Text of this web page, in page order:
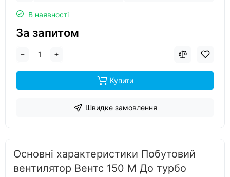
В наявності
За запитом
Купити
Швидке замовлення
Основні характеристики Побутовий
вентилятор Вентс 150 М До турбо